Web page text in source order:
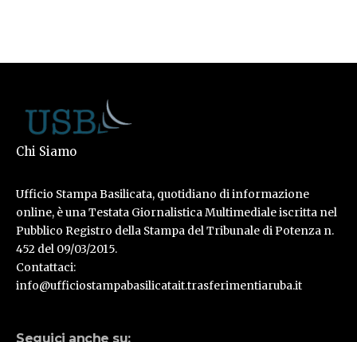
Chi Siamo
Ufficio Stampa Basilicata, quotidiano di informazione
online, è una Testata Giornalistica Multimediale iscritta nel
Pubblico Registro della Stampa del Tribunale di Potenza n.
452 del 09/03/2015.
Contattaci:
info@ufficiostampabasilicatait.trasferimentiaruba.it
Seguici anche su: